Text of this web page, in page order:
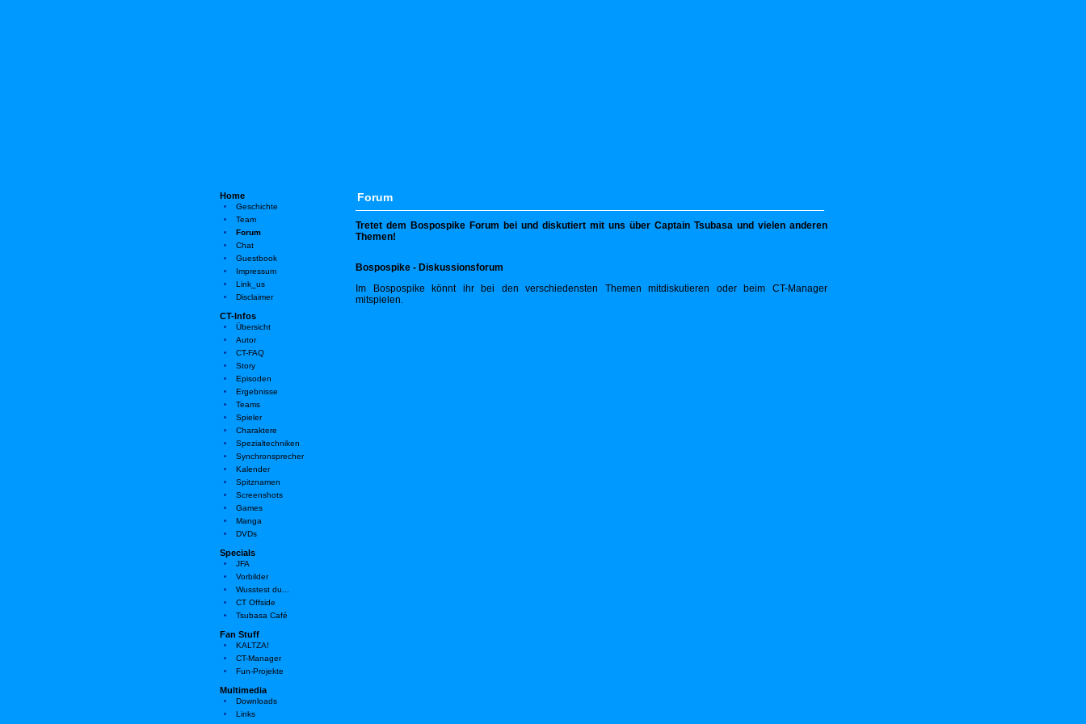
Home
Geschichte
Team
Forum
Chat
Guestbook
Impressum
Link_us
Disclaimer
CT-Infos
Übersicht
Autor
CT-FAQ
Story
Episoden
Ergebnisse
Teams
Spieler
Charaktere
Spezialtechniken
Synchronsprecher
Kalender
Spitznamen
Screenshots
Games
Manga
DVDs
Specials
JFA
Vorbilder
Wusstest du...
CT Offside
Tsubasa Café
Fan Stuff
KALTZA!
CT-Manager
Fun-Projekte
Multimedia
Downloads
Links
Forum
Tretet dem Bospospike Forum bei und diskutiert mit uns über Captain Tsubasa und vielen anderen
Themen!
Bospospike - Diskussionsforum
Im Bospospike könnt ihr bei den verschiedensten Themen mitdiskutieren oder beim CT-Manager
mitspielen.